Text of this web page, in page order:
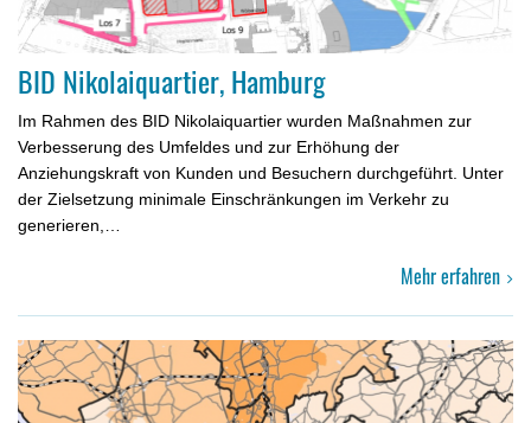
BID Nikolaiquartier, Hamburg
Im Rahmen des BID Nikolaiquartier wurden Maßnahmen zur
Verbes­serung des Umfeldes und zur Erhöhung der
Anziehungskraft von Kun­den und Besuchern durchgeführt. Unter
der Zielsetzung minimale Einschränkungen im Verkehr zu
generieren,…
Mehr erfahren